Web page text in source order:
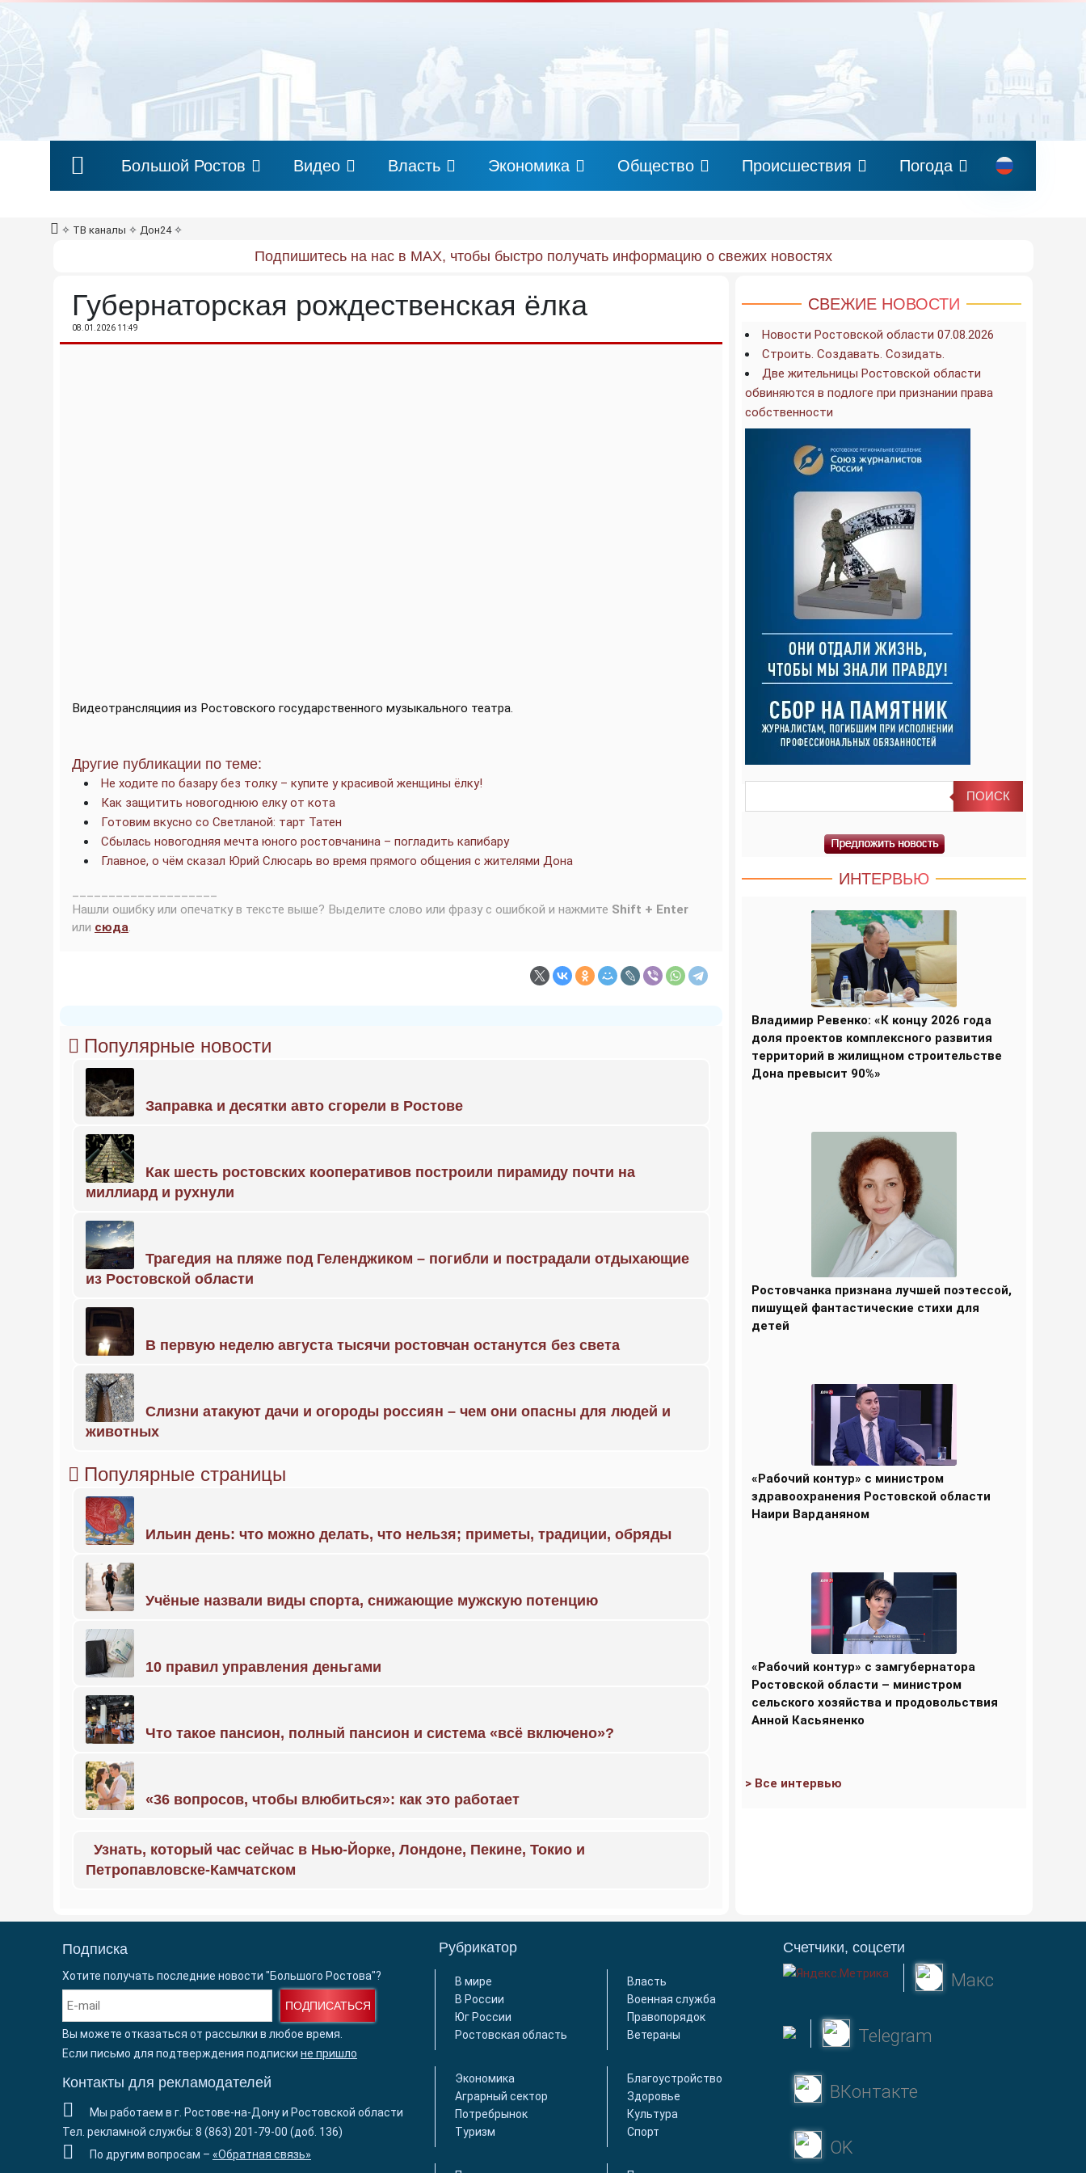
Большой Ростов Видео Власть Экономика Общество Происшествия Погода
✧ ТВ каналы ✧ Дон24✧
Подпишитесь на нас в MAX, чтобы быстро получать информацию о свежих новостях
Губернаторская рождественская ёлка
08.01.2026 11:49
Видеотрансляциия из Ростовского государственного музыкального театра.
Другие публикации по теме:
Не ходите по базару без толку – купите у красивой женщины ёлку!
Как защитить новогоднюю елку от кота
Готовим вкусно со Светланой: тарт Татен
Сбылась новогодняя мечта юного ростовчанина – погладить капибару
Главное, о чём сказал Юрий Слюсарь во время прямого общения с жителями Дона
Нашли ошибку или опечатку в тексте выше? Выделите слово или фразу с ошибкой и нажмите Shift + Enter
или сюда.
Популярные новости
Заправка и десятки авто сгорели в Ростове
Как шесть ростовских кооперативов построили пирамиду почти на
миллиард и рухнули
Трагедия на пляже под Геленджиком – погибли и пострадали отдыхающие
из Ростовской области
В первую неделю августа тысячи ростовчан останутся без света
Слизни атакуют дачи и огороды россиян – чем они опасны для людей и
животных
Популярные страницы
Ильин день: что можно делать, что нельзя; приметы, традиции, обряды
Учёные назвали виды спорта, снижающие мужскую потенцию
10 правил управления деньгами
Что такое пансион, полный пансион и система «всё включено»?
«36 вопросов, чтобы влюбиться»: как это работает
Узнать, который час сейчас в Нью-Йорке, Лондоне, Пекине, Токио и
Петропавловске-Камчатском
СВЕЖИЕ НОВОСТИ
Новости Ростовской области 07.08.2026
Строить. Создавать. Созидать.
Две жительницы Ростовской области
обвиняются в подлоге при признании права
собственности
ИНТЕРВЬЮ
Владимир Ревенко: «К концу 2026 года
доля проектов комплексного развития
территорий в жилищном строительстве
Дона превысит 90%»
Ростовчанка признана лучшей поэтессой,
пишущей фантастические стихи для
детей
«Рабочий контур» с министром
здравоохранения Ростовской области
Наири Варданяном
«Рабочий контур» с замгубернатора
Ростовской области – министром
сельского хозяйства и продовольствия
Анной Касьяненко
> Все интервью
Подписка
Хотите получать последние новости "Большого Ростова"?
ПОДПИСАТЬСЯ
Вы можете отказаться от рассылки в любое время.
Если письмо для подтверждения подписки не пришло
Контакты для рекламодателей
Мы работаем в г. Ростове-на-Дону и Ростовской области
Тел. рекламной службы: 8 (863) 201-79-00 (доб. 136)
По другим вопросам – «Обратная связь»
Рубрикатор
В мире
В России
Юг России
Ростовская область
Власть
Военная служба
Правопорядок
Ветераны
Экономика
Аграрный сектор
Потребрынок
Туризм
Благоустройство
Здоровье
Культура
Спорт
Счетчики, соцсети
Макс
Telegram
ВКонтакте
OK